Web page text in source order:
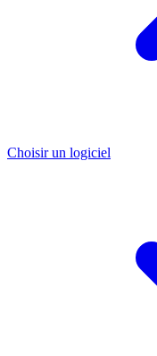
Choisir un logiciel